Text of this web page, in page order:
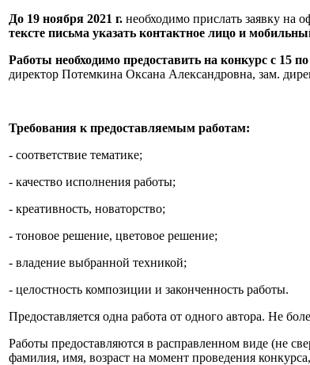
До 19 ноября 2021 г. необходимо прислать заявку
тексте письма указать контактное лицо и
Работы необходимо предоставить на конкурс с
директор Потемкина Оксана Александровна, зам.
Требования к предоставляемым работам:
- соответствие тематике;
- качество исполнения работы;
- креативность, новаторство;
- тоновое решение, цветовое решение;
- владение выбранной техникой;
- целостность композиции и законченность работы.
Предоставляется одна работа от одного автора. Не
Работы предоставляются в расправленном виде (не
фамилия, имя, возраст на момент проведения